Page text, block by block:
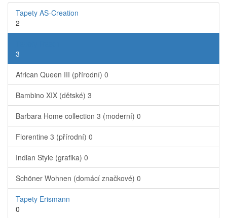
Tapety AS-Creation
2
3
African Queen III (přírodní) 0
Bambino XIX (dětské) 3
Barbara Home collection 3 (moderní) 0
Florentine 3 (přírodní) 0
Indian Style (grafika) 0
Schöner Wohnen (domácí značkové) 0
Tapety Erismann
0